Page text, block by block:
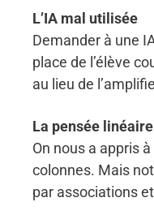
L’IA mal utilisée
Demander à une
place de l’élève
au lieu de
La pensée linéaire
On nous a appris
colonnes. Mais
par associations